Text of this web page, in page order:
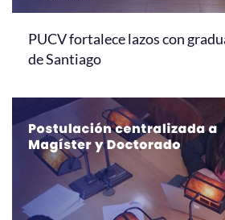
PUCV fortalece lazos con
de Santiago